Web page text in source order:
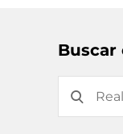
Buscar